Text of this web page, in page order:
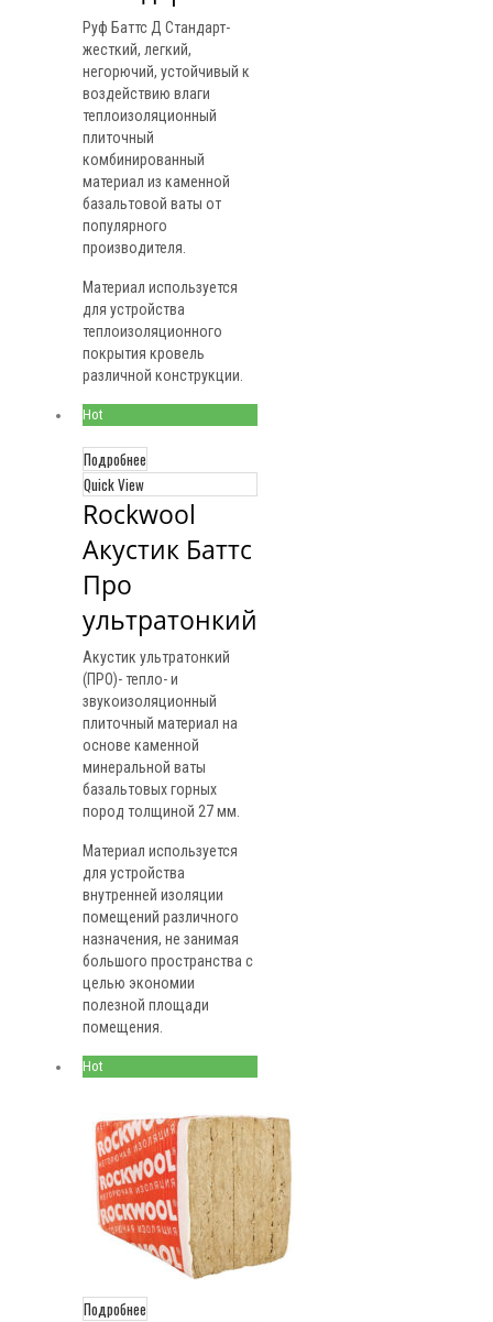
Руф Баттс Д Стандарт-
жесткий, легкий,
негорючий, устойчивый к
воздействию влаги
теплоизоляционный
плиточный
комбинированный
материал из каменной
базальтовой ваты от
популярного
производителя.
Материал используется
для устройства
теплоизоляционного
покрытия кровель
различной конструкции.
Hot
Подробнее
Quick View
Rockwool
Акустик Баттс
Про
ультратонкий
Акустик ультратонкий
(ПРО)- тепло- и
звукоизоляционный
плиточный материал на
основе каменной
минеральной ваты
базальтовых горных
пород толщиной 27 мм.
Материал используется
для устройства
внутренней изоляции
помещений различного
назначения, не занимая
большого пространства с
целью экономии
полезной площади
помещения.
Hot
Подробнее